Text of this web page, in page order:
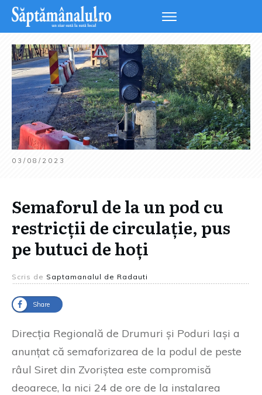
03/08/2023
Semaforul dela un pod cu
restricții de circulație, pus
pe butuci de hoți
Scris de Saptamanalul de Radauti
Share
Direcția Regională de Drumuri și Poduri Iași a
anunțat că semaforizarea de la podul de peste
râul Siret din Zvoriștea este compromisă
deoarece, la nici 24 de ore de la instalarea